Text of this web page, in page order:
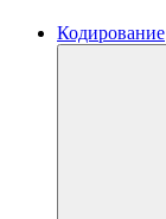
Кодирование